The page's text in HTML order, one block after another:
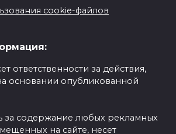
cookie-файлов
ответственности за действия,
основании опубликованной
за содержание любых рекламных
на сайте, несет